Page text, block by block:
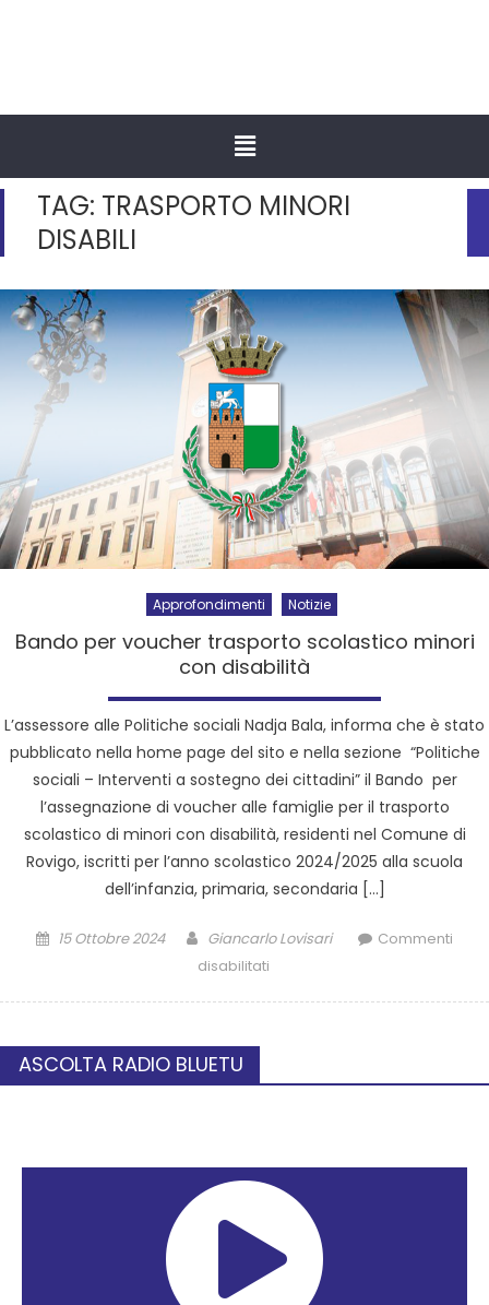
TAG: TRASPORTO MINORI
DISABILI
Approfondimenti Notizie
Bando per voucher trasporto scolastico minori
con disabilità
L’assessore alle Politiche sociali Nadja Bala, informa che è stato
pubblicato nella home page del sito e nella sezione “Politiche
sociali – Interventi a sostegno dei cittadini” il Bando per
l’assegnazione di voucher alle famiglie per il trasporto
scolastico di minori con disabilità, residenti nel Comune di
Rovigo, iscritti per l’anno scolastico 2024/2025 alla scuola
dell’infanzia, primaria, secondaria […]
15 Ottobre 2024 Giancarlo Lovisari
Commenti
disabilitati
ASCOLTA RADIO BLUETU